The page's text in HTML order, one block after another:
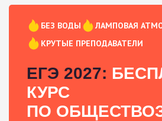
БЕЗ ВОДЫ
ЛАМПОВАЯ
КРУТЫЕ ПРЕПОДАВАТЕЛИ
ЕГЭ 2027:
КУРС
ПО